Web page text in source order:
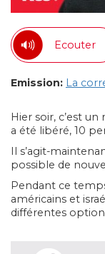
Ecouter
Emission: La
Hier soir, c’est
a été libéré, 10
Il s’agit-
possible de
Pendant ce
américains et
différentes